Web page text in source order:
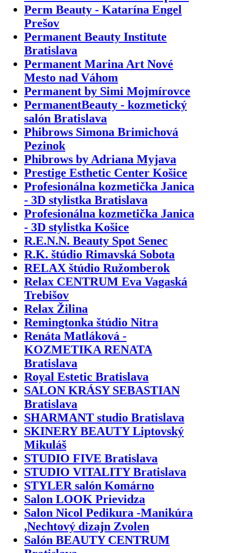
Perm Beauty - Katarína Engel
Prešov
Permanent Beauty Institute
Bratislava
Permanent Marina Art Nové
Mesto nad Váhom
Permanent by Simi Mojmírovce
PermanentBeauty - kozmetický
salón Bratislava
Phibrows Simona Brimichová
Pezinok
Phibrows by Adriana Myjava
Prestige Esthetic Center Košice
Profesionálna kozmetička Janica
- 3D stylistka Bratislava
Profesionálna kozmetička Janica
- 3D stylistka Košice
R.E.N.N. Beauty Spot Senec
R.K. štúdio Rimavská Sobota
RELAX štúdio Ružomberok
Relax CENTRUM Eva Vagaská
Trebišov
Relax Žilina
Remingtonka štúdio Nitra
Renáta Matláková -
KOZMETIKA RENATA
Bratislava
Royal Estetic Bratislava
SALON KRÁSY SEBASTIAN
Bratislava
SHARMANT studio Bratislava
SKINERY BEAUTY Liptovský
Mikuláš
STUDIO FIVE Bratislava
STUDIO VITALITY Bratislava
STYLER salón Komárno
Salon LOOK Prievidza
Salon Nicol Pedikura -Manikúra
,Nechtový dizajn Zvolen
Salón BEAUTY CENTRUM